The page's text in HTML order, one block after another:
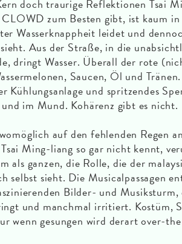
doch traurige Reflektionen Tsai
zum Besten gibt, ist kaum
Wasserknappheit leidet und
Aus der Straße, in die
dringt Wasser. Überall der rote
Saucen, Öl und
Kühlungsanlage und spritzendes
im Mund. Kohärenz gibt es nicht.
auf den fehlenden Regen
Ming-liang so gar nicht kennt,
als ganzen, die Rolle, die der
selbst sieht. Die Musicalpassagen
Bilder- und Musiksturm,
und manchmal irritiert. Kostüm,
wenn gesungen wird derart over-